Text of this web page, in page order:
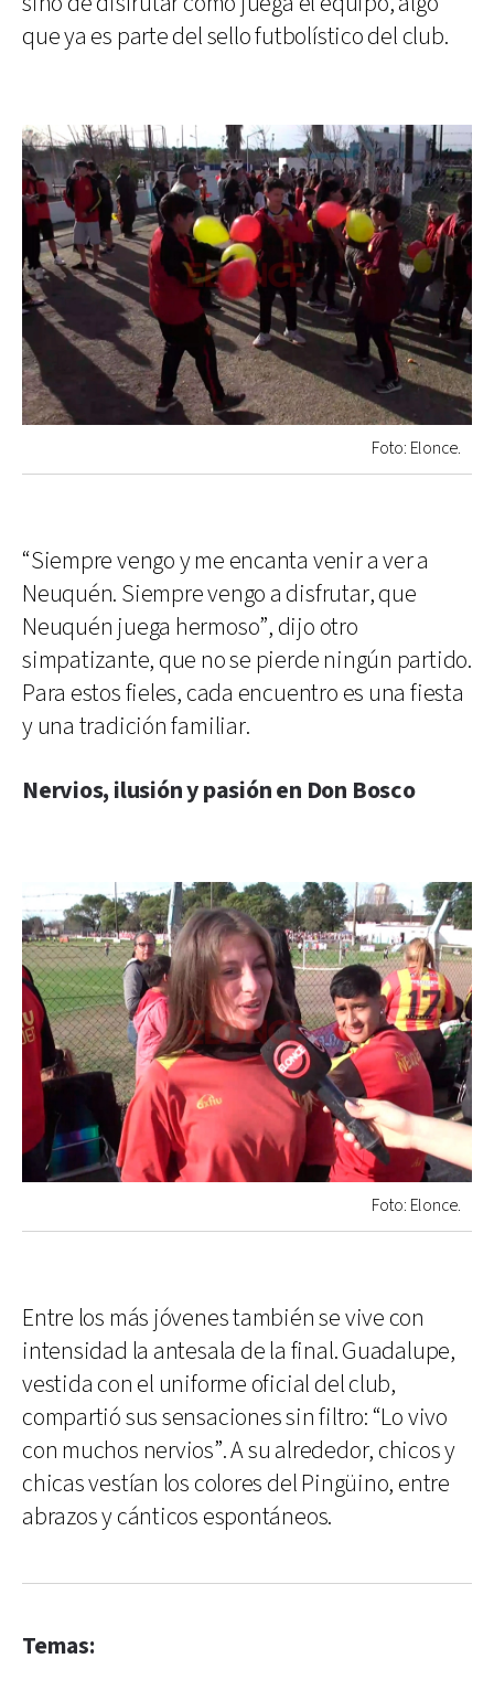
que ya es parte del sello futbolístico del club.
Foto: Elonce.
“Siempre vengo y me encanta venir a ver a
Neuquén. Siempre vengo a disfrutar, que
Neuquén juega hermoso”, dijo otro
simpatizante, que no se pierde ningún partido.
Para estos fieles, cada encuentro es una fiesta
y una tradición familiar.
Nervios, ilusión y pasión en Don Bosco
Foto: Elonce.
Entre los más jóvenes también se vive con
intensidad la antesala de la final. Guadalupe,
vestida con el uniforme oficial del club,
compartió sus sensaciones sin filtro: “Lo vivo
con muchos nervios”. A su alrededor, chicos y
chicas vestían los colores del Pingüino, entre
abrazos y cánticos espontáneos.
Temas: